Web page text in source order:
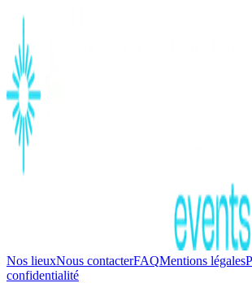
Nos lieuxNous contacterFAQMentions légales
confidentialité